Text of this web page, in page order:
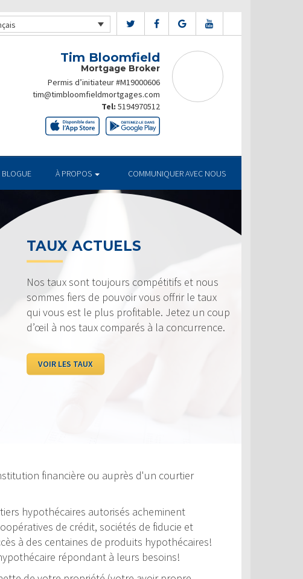
Tim Bloomfield
Mortgage Broker
Permis d’initiateur #M19000606
tim@timbloomfieldmortgages.com
Tel: 5194970512
BLOGUE À PROPOS COMMUNIQUER AVEC NOUS
toujours compétitifs et nous
fiers de pouvoir vous offrir le taux
est le plus profitable. Jetez un coup
taux comparés à la concurrence.
financière ou auprès d'un courtier
hypothécaires autorisés acheminent
de crédit, sociétés de fiducie et
à des centaines de produits hypothécaires!
répondant à leurs besoins!